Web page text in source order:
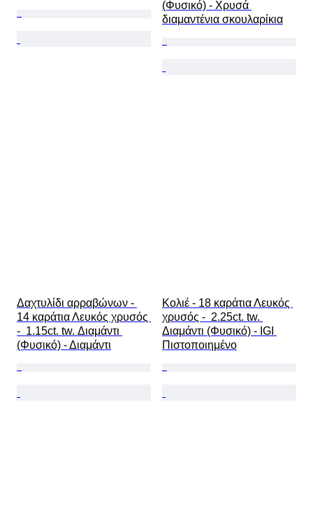
(Φυσικό) - Χρυσά
διαμαντένια σκουλαρίκια
Δαχτυλίδι αρραβώνων -
14 καράτια Λευκός χρυσός
-  1.15ct. tw. Διαμάντι
(Φυσικό) - Διαμάντι
Κολιέ - 18 καράτια Λευκός
χρυσός -  2.25ct. tw.
Διαμάντι (Φυσικό) - IGI
Πιστοποιημένο